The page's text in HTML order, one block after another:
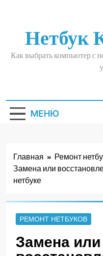
Нетбук
Как выбрать компьютер с
МЕНЮ
Главная
Ремонт
Замена или
нетбуке
РЕМОНТ НЕТБУКОВ
Замена или